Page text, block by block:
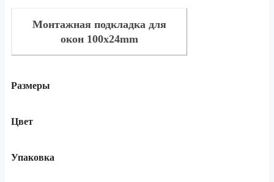
Монтажная подкладка для
окон 100x24mm
Размеры
Цвет
Упаковка